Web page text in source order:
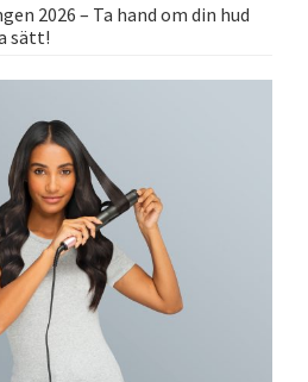
2026 – Ta hand om din hud
sätt!